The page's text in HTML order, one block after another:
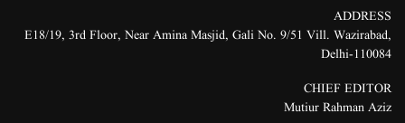
ADDRESS
E18/19, 3rd Floor, Near Amina Masjid, Gali No. 9/51 Vill. Wazirabad,
Delhi-110084
CHIEF EDITOR
Mutiur Rahman Aziz